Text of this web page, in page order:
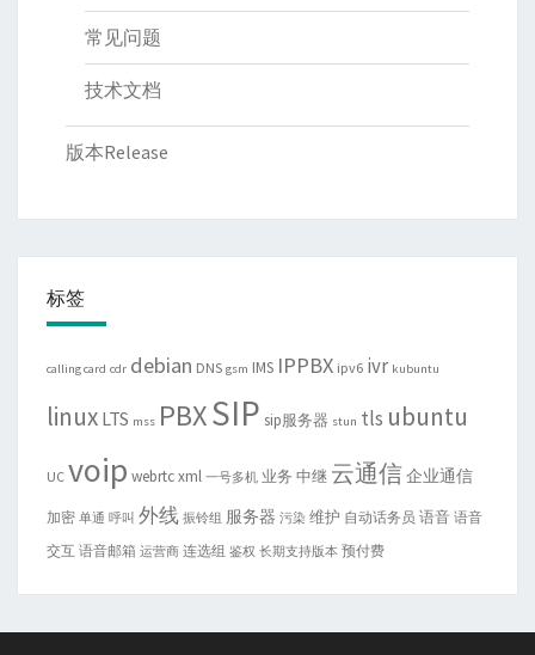
常见问题
技术文档
版本Release
标签
calling card cdr debian DNS gsm IMS IPPBX ipv6 ivr kubuntu
linux LTS mss PBXSIP sip服务器 stun tls ubuntu
UC voip webrtcxml 一号多机 业务 中继 云通信企业通信
加密 单通 呼叫 外线 振铃组 服务器 污染 维护 自动话务员 语音 语音
交互 语音邮箱 运营商 连选组 鉴权 长期支持版本 预付费